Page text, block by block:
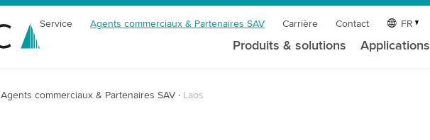
Service Agents commerciaux & Partenaires SAV Carrière Contact FR
Produits & solutions Applications
Agents commerciaux & Partenaires SAV Laos